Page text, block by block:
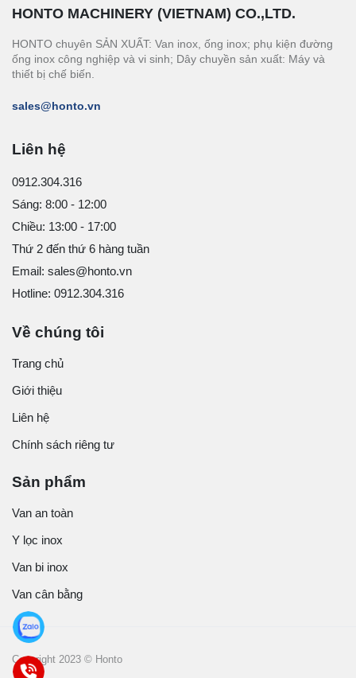
HONTO MACHINERY (VIETNAM) CO.,LTD.
HONTO chuyên SẢN XUẤT: Van inox, ống inox; phụ kiện đường
ống inox công nghiệp và vi sinh; Dây chuyền sản xuất: Máy và
thiết bị chế biến.
sales@honto.vn
Liên hệ
0912.304.316
Sáng: 8:00 - 12:00
Chiều: 13:00 - 17:00
Thứ 2 đến thứ 6 hàng tuần
Email: sales@honto.vn
Hotline: 0912.304.316
Về chúng tôi
Trang chủ
Giới thiệu
Liên hệ
Chính sách riêng tư
Sản phẩm
Van an toàn
Y lọc inox
Van bi inox
Van cân bằng
Copyright 2023 © Honto